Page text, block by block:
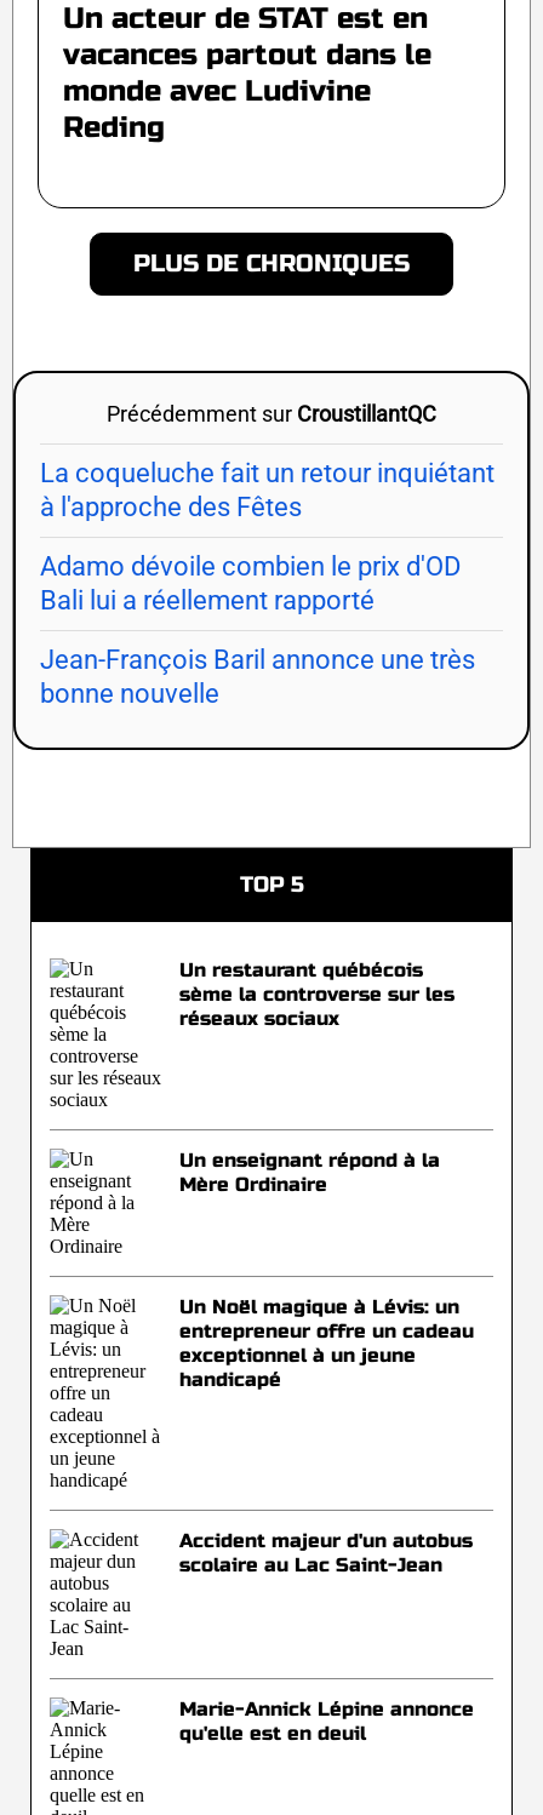
Un acteur de STAT est en
vacances partout dans le
monde avec Ludivine
Reding
PLUS DE CHRONIQUES
Précédemment sur CroustillantQC
La coqueluche fait un retour inquiétant
à l'approche des Fêtes
Adamo dévoile combien le prix d'OD
Bali lui a réellement rapporté
Jean-François Baril annonce une très
bonne nouvelle
TOP 5
Un restaurant québécois
sème la controverse sur les
réseaux sociaux
Un enseignant répond à la
Mère Ordinaire
Un Noël magique à Lévis: un
entrepreneur offre un cadeau
exceptionnel à un jeune
handicapé
Accident majeur d'un autobus
scolaire au Lac Saint-Jean
Marie-Annick Lépine annonce
qu'elle est en deuil